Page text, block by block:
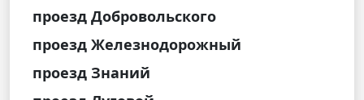
проезд Добровольского
проезд Железнодорожный
проезд Знаний